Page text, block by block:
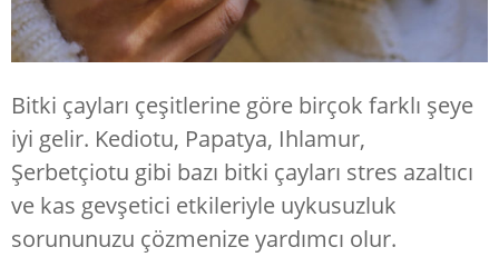
Bitki çayları çeşitlerine göre birçok farklı şeye
iyi gelir. Kediotu, Papatya, Ihlamur,
Şerbetçiotu gibi bazı bitki çayları stres azaltıcı
ve kas gevşetici etkileriyle uykusuzluk
sorununuzu çözmenize yardımcı olur.